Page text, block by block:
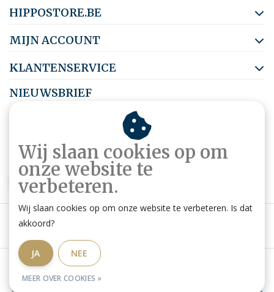
HIPPOSTORE.BE
MIJN ACCOUNT
KLANTENSERVICE
NIEUWSBRIEF
Abonneer je op onze nieuwsbrief om op de hoogte te blijven.
ABONNEER
Algemene voorwaarden
Wij slaan cookies op om
onze website te
verbeteren.
Wij slaan cookies op om onze website te verbeteren. Is dat
akkoord?
JA NEE
MEER OVER COOKIES »